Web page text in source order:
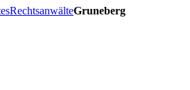
RechtsanwälteGruneberg